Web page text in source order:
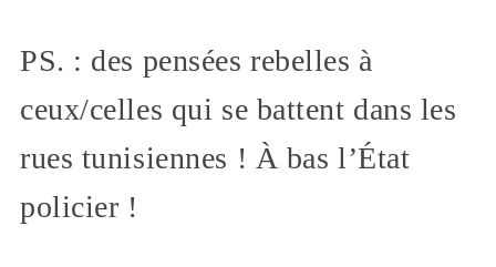
PS. : des pensées rebelles à
ceux/celles qui se battent dans les
rues tunisiennes ! À bas l’État
policier !